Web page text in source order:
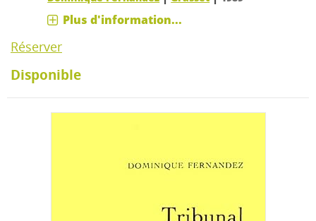
Plus d'information...
Réserver
Disponible